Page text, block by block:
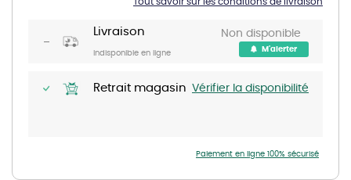
Livraison
Indisponible en ligne
Non disponible
M'alerter
Retrait magasin Vérifier la disponibilité
Paiement en ligne 100% sécurisé